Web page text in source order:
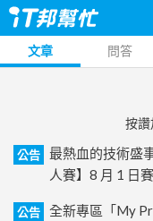
文章 問答
按
公告
最熱血的技術盛
人賽】8 月 1 日
公告
全新專區「My